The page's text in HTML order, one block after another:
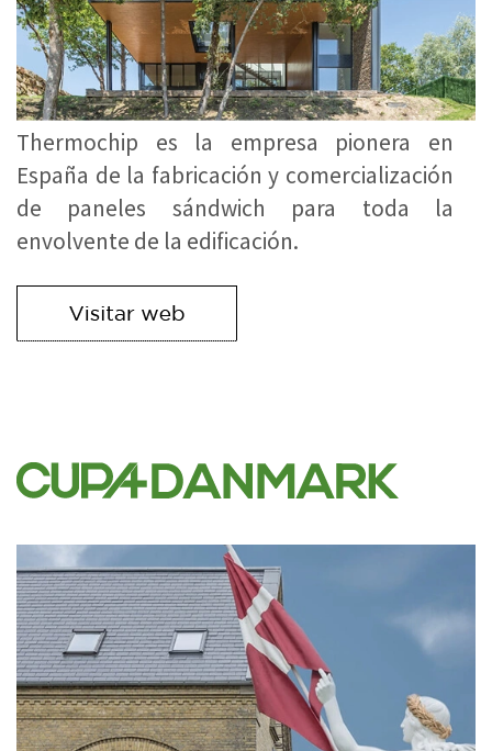
Thermochip es la empresa pionera en
España de la fabricación y comercialización
de paneles sándwich para toda la
envolvente de la edificación.